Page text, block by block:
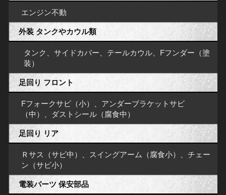
エンジン不動
外装 タンクやカウル類
タンク、サイドカバー、テールカウル、Fフンダー（塗
装）
足回り フロント
Fフォークサビ（小）、アンダーブラケットサビ
（中）、ダストシール（腐食中）
足回り リア
Ｒサス（サビ中）、スイングアーム（腐食小）、チェー
ン（サビ小）
電装パーツ 保安部品